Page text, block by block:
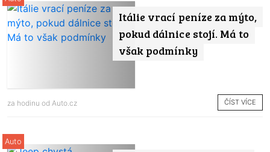
Itálie vrací peníze za mýto,
pokud dálnice stojí. Má to
však podmínky
za hodinu od Auto.cz ČÍST VÍCE
Auto